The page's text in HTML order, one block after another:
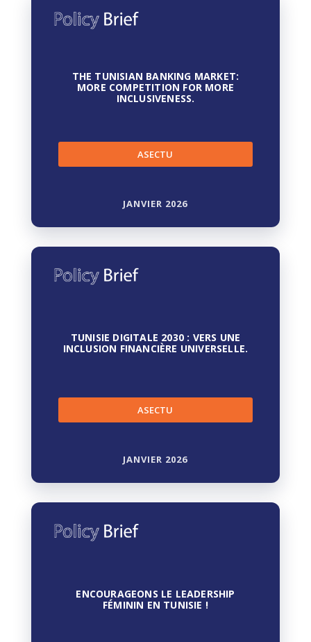
THE TUNISIAN BANKING MARKET:
MORE COMPETITION FOR MORE
INCLUSIVENESS.
ASECTU
JANVIER 2026
TUNISIE DIGITALE 2030 : VERS UNE
INCLUSION FINANCIÈRE UNIVERSELLE.
ASECTU
JANVIER 2026
ENCOURAGEONS LE LEADERSHIP
FÉMININ EN TUNISIE !